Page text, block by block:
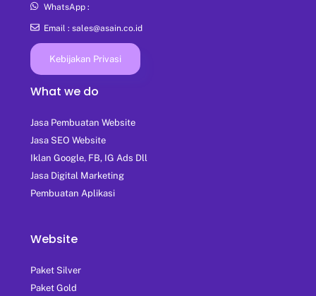
WhatsApp :
Email : sales@asain.co.id
Kebijakan Privasi
What we do
Jasa Pembuatan Website
Jasa SEO Website
Iklan Google, FB, IG Ads Dll
Jasa Digital Marketing
Pembuatan Aplikasi
Website
Paket Silver
Paket Gold